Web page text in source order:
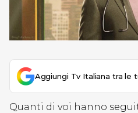
Aggiungi Tv Italiana tra le
Quanti di voi hanno